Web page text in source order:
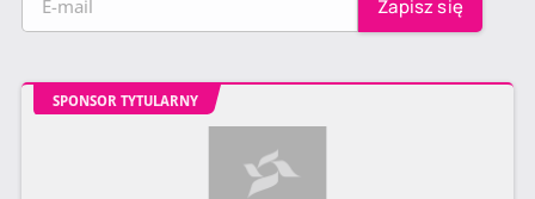
SPONSOR TYTULARNY